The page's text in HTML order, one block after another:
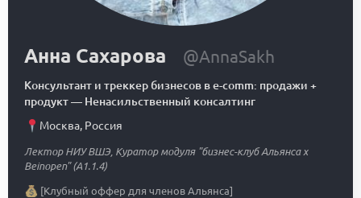
Анна Сахарова @AnnaSakh
Консультант и треккер бизнесов в e-comm: продажи +
продукт— Ненасильственный консалтинг
Москва, Россия
Лектор НИУ ВШЭ, Куратор модуля "бизнес-клуб Альянса х
Beinopen" (А1.1.4)
[Клубный оффер для членов Альянса]